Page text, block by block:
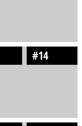
#14